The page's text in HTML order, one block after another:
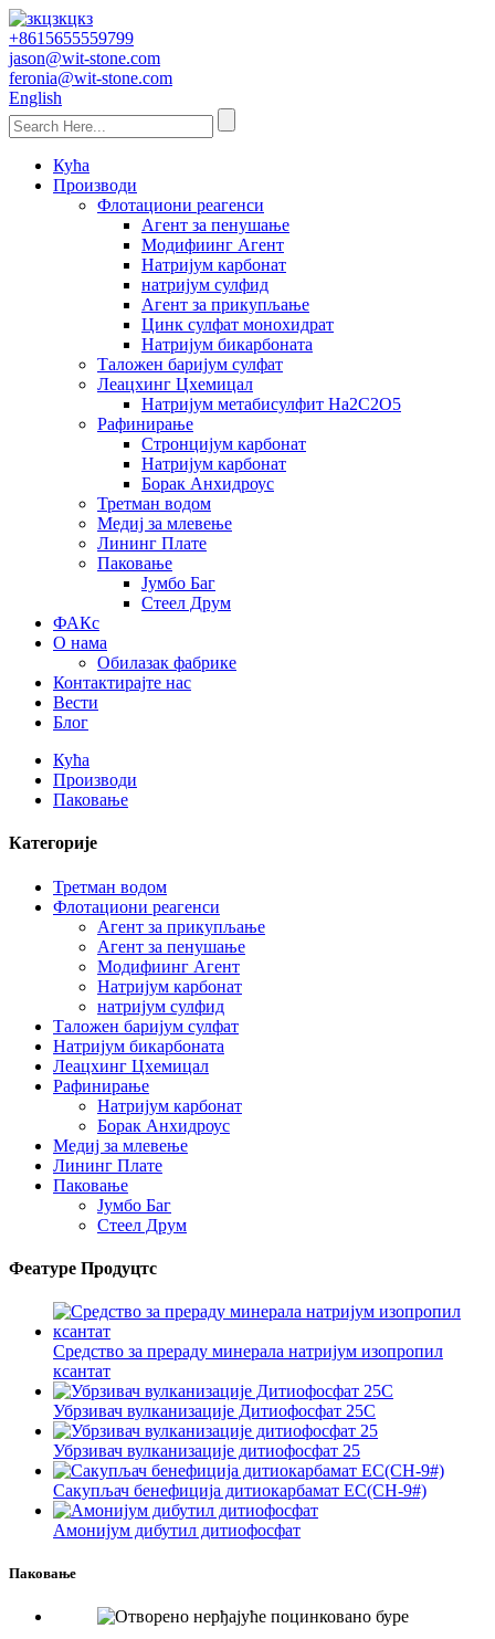
+8615655559799
jason@wit-stone.com
feronia@wit-stone.com
English
Кућа
Производи
Флотациони реагенси
Агент за пенушање
Модифиинг Агент
Натријум карбонат
натријум сулфид
Агент за прикупљање
Цинк сулфат монохидрат
Натријум бикарбоната
Таложен баријум сулфат
Леацхинг Цхемицал
Натријум метабисулфит На2С2О5
Рафинирање
Стронцијум карбонат
Натријум карбонат
Борак Анхидроус
Третман водом
Медиј за млевење
Лининг Плате
Паковање
Јумбо Баг
Стеел Друм
ФАКс
О нама
Обилазак фабрике
Контактирајте нас
Вести
Блог
Кућа
Производи
Паковање
Категорије
Третман водом
Флотациони реагенси
Агент за прикупљање
Агент за пенушање
Модифиинг Агент
Натријум карбонат
натријум сулфид
Таложен баријум сулфат
Натријум бикарбоната
Леацхинг Цхемицал
Рафинирање
Натријум карбонат
Борак Анхидроус
Медиј за млевење
Лининг Плате
Паковање
Јумбо Баг
Стеел Друм
Феатуре Продуцтс
Средство за прераду минерала натријум изопропил
ксантат
Убрзивач вулканизације Дитиофосфат 25С
Убрзивач вулканизације дитиофосфат 25
Сакупљач бенефиција дитиокарбамат ЕС(СН-9#)
Амонијум дибутил дитиофосфат
Паковање